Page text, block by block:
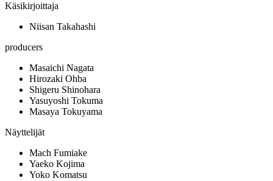
Käsikirjoittaja
Niisan Takahashi
producers
Masaichi Nagata
Hirozaki Ohba
Shigeru Shinohara
Yasuyoshi Tokuma
Masaya Tokuyama
Näyttelijät
Mach Fumiake
Yaeko Kojima
Yoko Komatsu